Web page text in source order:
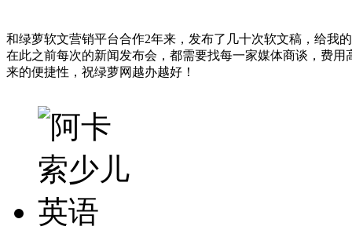
和绿萝软文营销平台合作2年来，发布了几十次软文稿，给我
在此之前每次的新闻发布会，都需要找每一家媒体商谈，费
来的便捷性，祝绿萝网越办越好！